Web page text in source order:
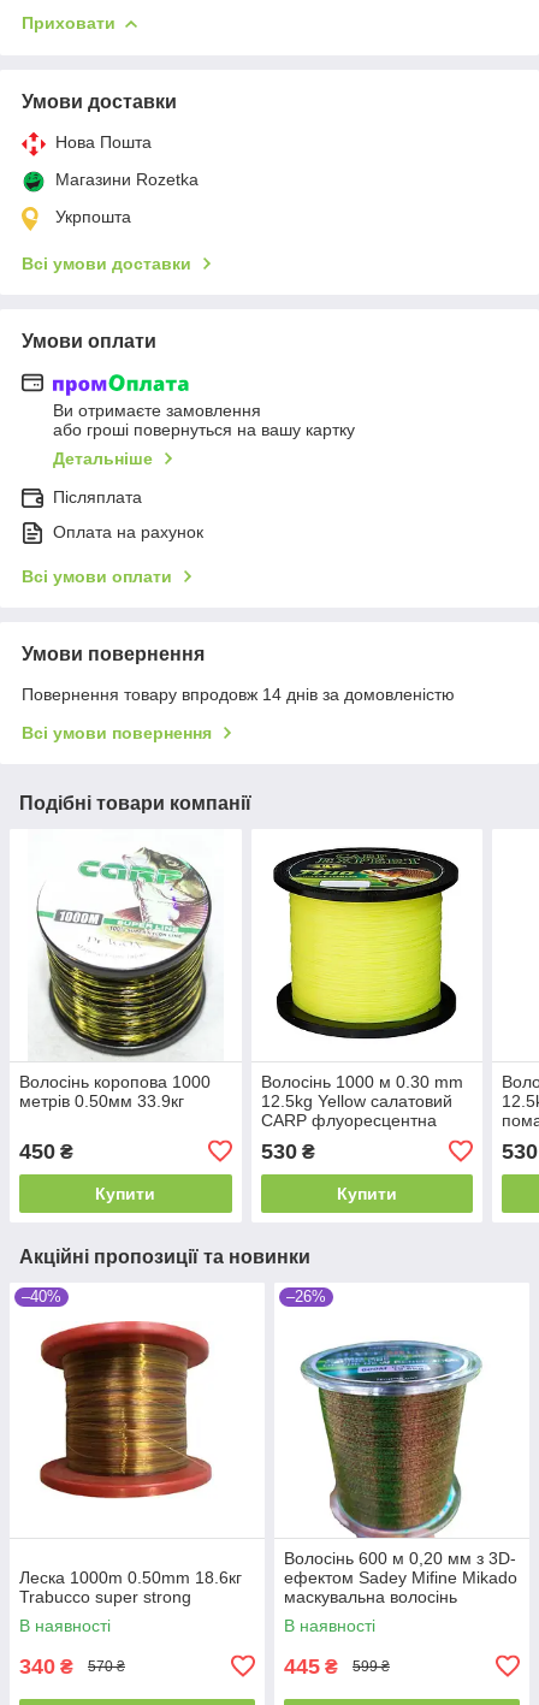
Приховати
Умови доставки
Нова Пошта
Магазини Rozetka
Укрпошта
Всі умови доставки
Умови оплати
Ви отримаєте замовлення
або гроші повернуться на вашу картку
Детальніше
Післяплата
Оплата на рахунок
Всі умови оплати
Умови повернення
Повернення товару впродовж 14 днів за домовленістю
Всі умови повернення
Подібні товари компанії
Волосінь коропова 1000
метрів 0.50мм 33.9кг
450 ₴
Купити
Волосінь 1000 м 0.30 mm
12.5kg Yellow салатовий
CARP флуоресцентна
530₴
Купити
530
Акційні пропозиції та новинки
–40%
Леска 1000m 0.50mm 18.6кг
Trabucco super strong
В наявності
340 ₴ 570 ₴
–26%
Волосінь 600 м 0,20 мм з 3D-
ефектом Sadey Mifine Mikado
маскувальна волосінь
В наявності
445 ₴ 599 ₴